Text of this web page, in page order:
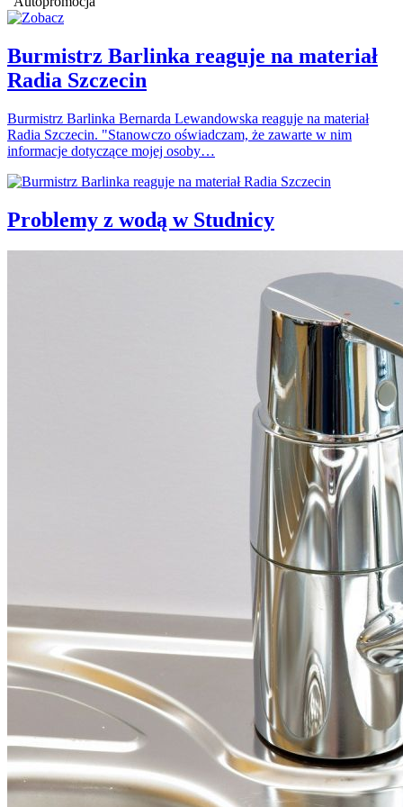
Burmistrz Barlinka reaguje na materiał
Radia Szczecin
Burmistrz Barlinka Bernarda Lewandowska reaguje na materiał
Radia Szczecin. "Stanowczo oświadczam, że zawarte w nim
informacje dotyczące mojej osoby…
Problemy z wodą w Studnicy